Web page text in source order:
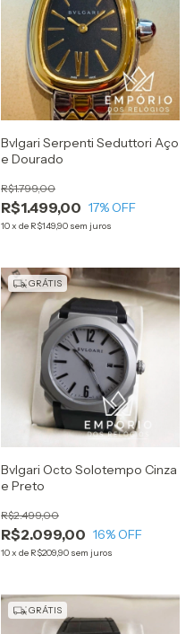
Bvlgari Serpenti Seduttori Aço
e Dourado
R$1.499,00
R$1.799,00
17% OFF
10x de R$149,90 sem juros
GRÁTIS
Bvlgari Octo Solotempo Cinza
e Preto
R$2.099,00
R$2.499,00
16% OFF
10x de R$209,90 sem juros
GRÁTIS